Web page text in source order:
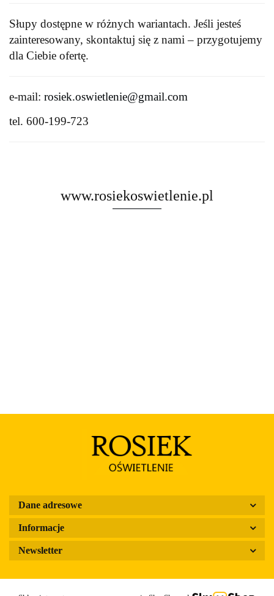
Słupy dostępne w różnych wariantach. Jeśli jesteś
zainteresowany, skontaktuj się z nami – przygotujemy
dla Ciebie ofertę.
e-mail: rosiek.oswietlenie@gmail.com
tel. 600-199-723
www.rosiekoswietlenie.pl
Dane adresowe
Informacje
Newsletter